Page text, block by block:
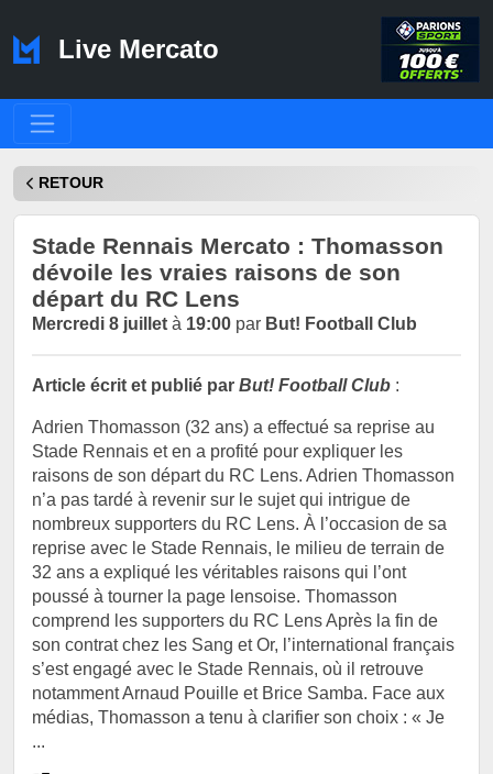
Live Mercato
RETOUR
Stade Rennais Mercato : Thomasson
dévoile les vraies raisons de son
départ du RC Lens
Mercredi 8 juillet à 19:00 par But! Football Club
Article écrit et publié par But! Football Club :
Adrien Thomasson (32 ans) a effectué sa reprise au
Stade Rennais et en a profité pour expliquer les
raisons de son départ du RC Lens. Adrien Thomasson
n’a pas tardé à revenir sur le sujet qui intrigue de
nombreux supporters du RC Lens. À l’occasion de sa
reprise avec le Stade Rennais, le milieu de terrain de
32 ans a expliqué les véritables raisons qui l’ont
poussé à tourner la page lensoise. Thomasson
comprend les supporters du RC Lens Après la fin de
son contrat chez les Sang et Or, l’international français
s’est engagé avec le Stade Rennais, où il retrouve
notamment Arnaud Pouille et Brice Samba. Face aux
médias, Thomasson a tenu à clarifier son choix : « Je
...